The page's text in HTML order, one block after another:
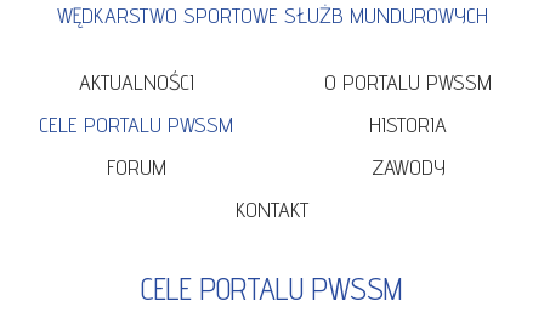
WĘDKARSTWO SPORTOWE SŁUŻB MUNDUROWYCH
AKTUALNOŚCI
O PORTALU PWSSM
CELE PORTALU PWSSM
HISTORIA
FORUM
ZAWODY
KONTAKT
CELE PORTALU PWSSM